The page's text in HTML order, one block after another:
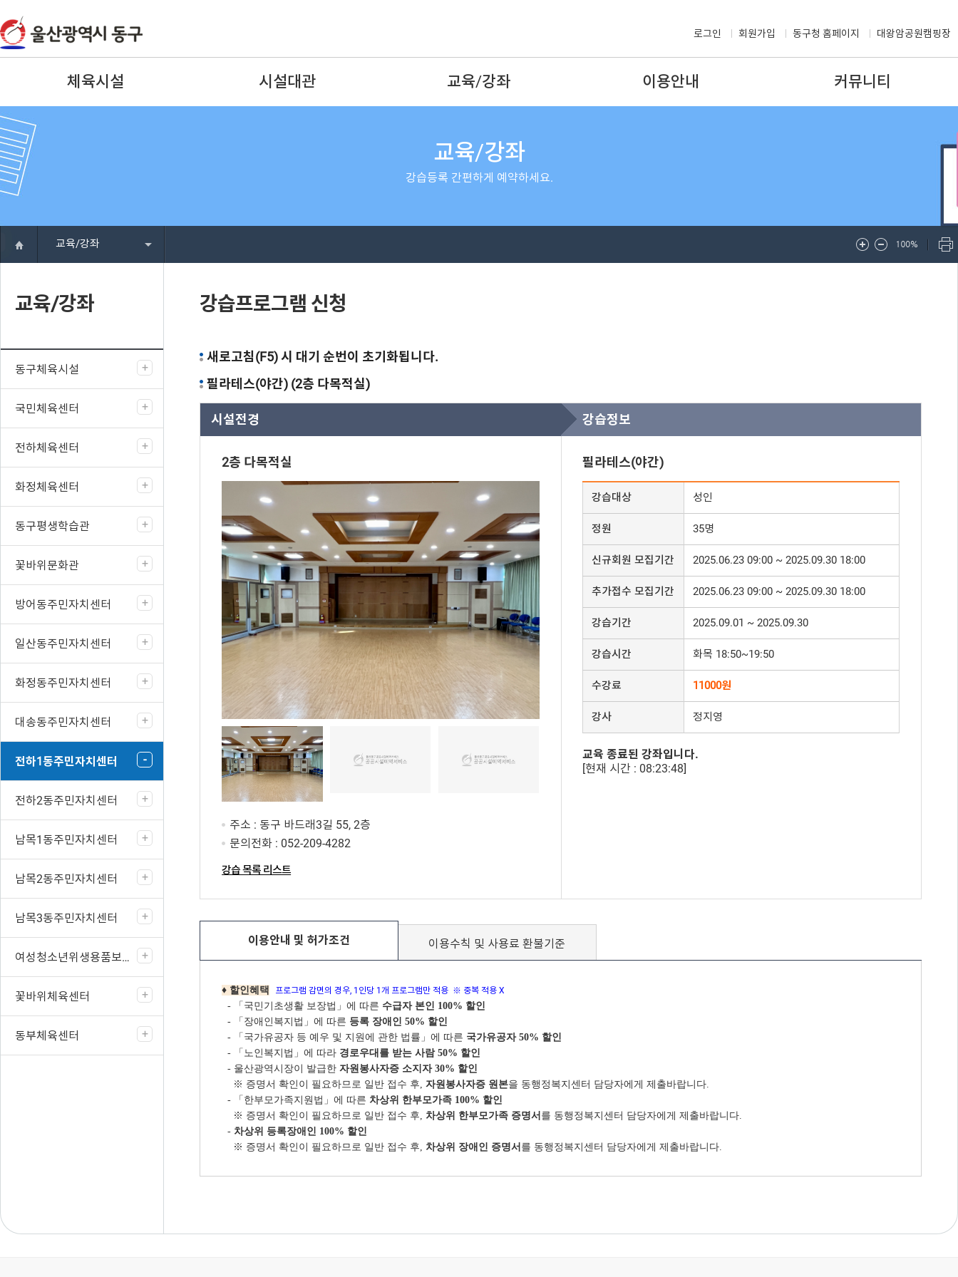
로그인 회원가입 동구청 홈페이지 대왕암공원캠핑장
체육시설 시설대관 교육/강좌 이용안내 커뮤니티
교육/강좌
강습등록 간편하게 예약하세요.
교육/강좌
교육/강좌
동구체육시설
국민체육센터
전하체육센터
화정체육센터
동구평생학습관
꽃바위문화관
방어동주민자치센터
일산동주민자치센터
화정동주민자치센터
대송동주민자치센터
전하1동주민자치센터
전하2동주민자치센터
남목1동주민자치센터
남목2동주민자치센터
남목3동주민자치센터
여성청소년위생용품보편지원
꽃바위체육센터
동부체육센터
강습프로그램 신청
새로고침(F5) 시 대기 순번이 초기화됩니다.
필라테스(야간) (2층 다목적실)
시설전경
2층 다목적실
주소 : 동구 바드래3길 55, 2층
문의전화 : 052-209-4282
강습 목록 리스트
강습정보
필라테스(야간)
강습대상 성인
정원 35명
신규회원 모집기간 2025.06.23 09:00 ~ 2025.09.30 18:00
추가접수 모집기간 2025.06.23 09:00 ~ 2025.09.30 18:00
강습기간 2025.09.01 ~ 2025.09.30
강습시간 화목 18:50~19:50
수강료 11000원
강사 정지영
교육 종료된 강좌입니다.
[현재 시간 : 08:23:48]
이용안내 및 허가조건 이용수칙 및 사용료 환불기준
♦ 할인혜택 프로그램 감면의 경우, 1인당 1개 프로그램만 적용 ※ 중복 적용 X
- 「국민기초생활 보장법」에 따른 수급자 본인 100% 할인
- 「장애인복지법」에 따른 등록 장애인 50% 할인
- 「국가유공자 등 예우 및 지원에 관한 법률」에 따른 국가유공자 50% 할인
- 「노인복지법」에 따라 경로우대를 받는 사람 50% 할인
- 울산광역시장이 발급한자원봉사자증 소지자 30% 할인
※ 증명서 확인이 필요하므로 일반 접수 후,자원봉사자증 원본을 동행정복지센터 담당자에게 제출바랍니다.
- 「한부모가족지원법」에 따른 차상위 한부모가족 100% 할인
※ 증명서 확인이 필요하므로 일반 접수 후, 차상위 한부모가족 증명서 를 동행정복지센터 담당자에게 제출바랍니다.
- 차상위 등록장애인 100% 할인
※ 증명서 확인이 필요하므로 일반 접수 후, 차상위 장애인 증명서 를 동행정복지센터 담당자에게 제출바랍니다.